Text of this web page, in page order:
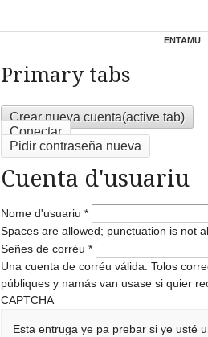
ENTAMU
Primary tabs
Crear nueva cuenta(active tab)
Conectar
Pidir contraseña nueva
Cuenta d'usuariu
Nome d'usuariu *
Spaces are allowed; punctuation is not
Señes de corréu *
Una cuenta de corréu válida. Tolos
públiques y namás van usase si quier
CAPTCHA
Esta entruga ye pa prebar si ye usté